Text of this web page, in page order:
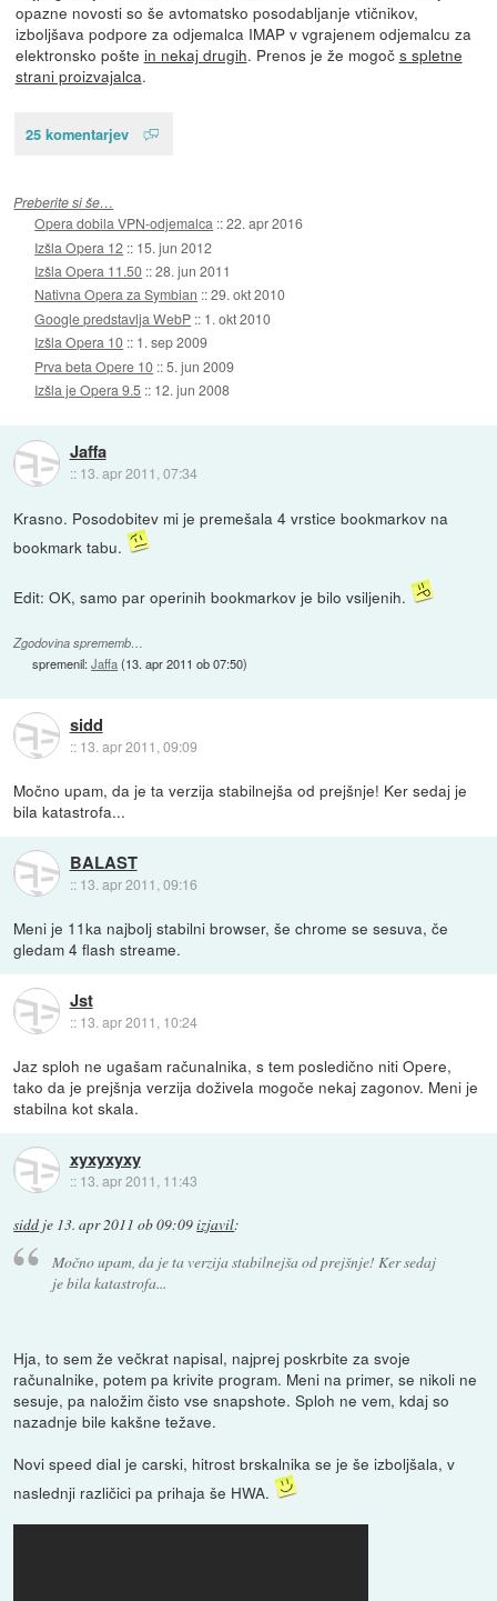
opazne novosti so še avtomatsko posodabljanje vtičnikov,
izboljšava podpore za odjemalca IMAP v vgrajenem odjemalcu za
elektronsko pošte in nekaj drugih. Prenos je že mogoč s spletne
strani proizvajalca.
25 komentarjev
Preberite si še…
Opera dobila VPN-odjemalca ::22. apr 2016
Izšla Opera 12 :: 15. jun 2012
Izšla Opera 11.50 ::28. jun 2011
Nativna Opera za Symbian ::29. okt 2010
Google predstavlja WebP :: 1. okt 2010
Izšla Opera 10 :: 1. sep 2009
Prva beta Opere 10 ::5. jun 2009
Izšla je Opera 9.5 :: 12. jun 2008
Jaffa
:: 13. apr 2011, 07:34
Krasno. Posodobitev mi je premešala 4 vrstice bookmarkov na
bookmark tabu.
Edit: OK, samo par operinih bookmarkov je bilo vsiljenih.
Zgodovina sprememb…
spremenil:Jaffa(13. apr 2011 ob 07:50)
sidd
:: 13. apr 2011, 09:09
Močno upam, da je ta verzija stabilnejša od prejšnje! Ker sedaj je
bila katastrofa...
BALAST
:: 13. apr 2011, 09:16
Meni je 11ka najbolj stabilni browser, še chrome se sesuva, če
gledam 4 flash streame.
Jst
:: 13. apr 2011, 10:24
Jaz sploh ne ugašam računalnika, s tem posledično niti Opere,
tako da je prejšnja verzija doživela mogoče nekaj zagonov. Meni je
stabilna kot skala.
xyxyxyxy
:: 13. apr 2011, 11:43
sidd je 13. apr 2011 ob 09:09izjavil:
Močno upam, da je ta verzija stabilnejša od prejšnje! Ker sedaj
je bila katastrofa...
Hja, to sem že večkrat napisal, najprej poskrbite za svoje
računalnike, potem pa krivite program. Meni na primer, se nikoli ne
sesuje, pa naložim čisto vse snapshote. Sploh ne vem, kdaj so
nazadnje bile kakšne težave.
Novi speed dial je carski, hitrost brskalnika se je še izboljšala, v
naslednji različici pa prihaja še HWA.